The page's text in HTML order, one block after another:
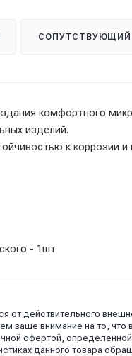
СОПУТСТВУЮЩИЙ
комфортного
изделий.
к коррозии и
- 1шт
от действительного
внимание на то, что
офертой,
данного товара